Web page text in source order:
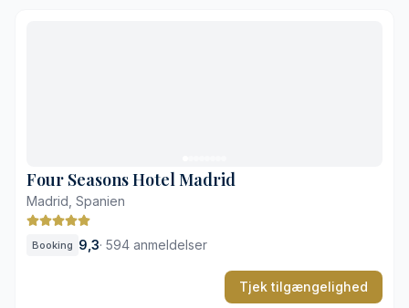
Four Seasons Hotel Madrid
Madrid, Spanien
Booking 9,3· 594 anmeldelser
Tjek tilgængelighed